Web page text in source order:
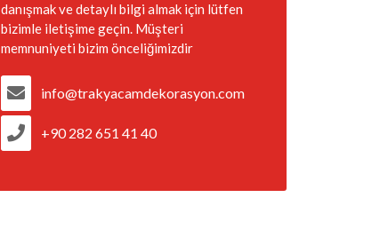
danışmak ve detaylı bilgi almak için lütfen
bizimle iletişime geçin. Müşteri
memnuniyeti bizim önceliğimizdir
info@trakyacamdekorasyon.com
+90 282 651 41 40